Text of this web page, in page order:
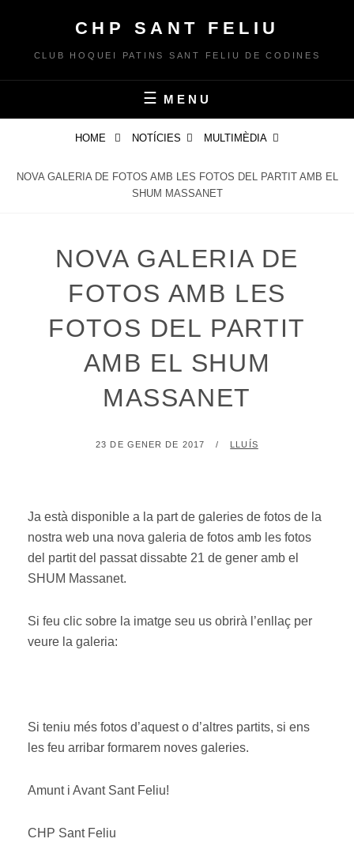
content
CHP SANT FELIU
CLUB HOQUEI PATINS SANT FELIU DE CODINES
MENU
HOME NOTÍCIES MULTIMÈDIA
NOVA GALERIA DE FOTOS AMB LES FOTOS DEL PARTIT AMB EL
SHUM MASSANET
NOVA GALERIA DE
FOTOS AMB LES
FOTOS DEL PARTIT
AMB EL SHUM
MASSANET
POSTED
23 DE GENER DE 2017 BY
LLUÍS
Ja està disponible a la part de galeries de fotos de la
nostra web una nova galeria de fotos amb les fotos
del partit del passat dissabte 21 de gener amb el
SHUM Massanet.
Si feu clic sobre la imatge seu us obrirà l’enllaç per
veure la galeria:
Si teniu més fotos d’aquest o d’altres partits, si ens
les feu arribar formarem noves galeries.
Amunt i Avant Sant Feliu!
CHP Sant Feliu